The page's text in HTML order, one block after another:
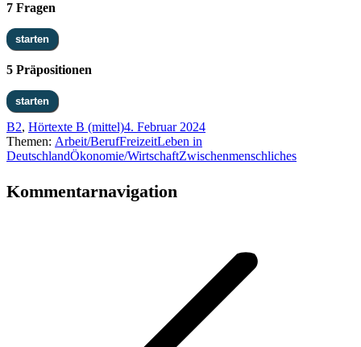
7 Fragen
5 Präpositionen
B2, Hörtexte B (mittel)4. Februar 2024
Themen: Arbeit/BerufFreizeitLeben in
DeutschlandÖkonomie/WirtschaftZwischenmenschliches
Kommentarnavigation